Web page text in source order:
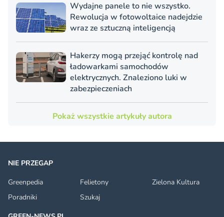
Wydajne panele to nie wszystko.
Rewolucja w fotowoltaice nadejdzie
wraz ze sztuczną inteligencją
Hakerzy mogą przejąć kontrolę nad
ładowarkami samochodów
elektrycznych. Znaleziono luki w
zabezpieczeniach
Pokaż wszystkie artykuły autora
NIE PRZEGAP
Greenpedia
Felietony
Zielona Kultura
Poradniki
Szukaj